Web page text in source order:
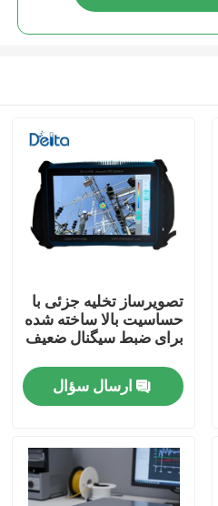
تصویرساز تخلیه جزئی با
حساسیت بالا ساخته شده
برای ضبط سیگنال ضعیف
ارسال سؤال